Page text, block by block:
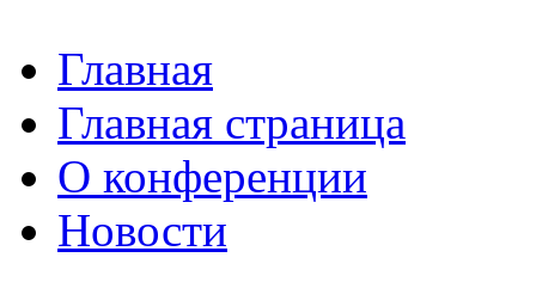
Главная
Главная страница
О конференции
Новости